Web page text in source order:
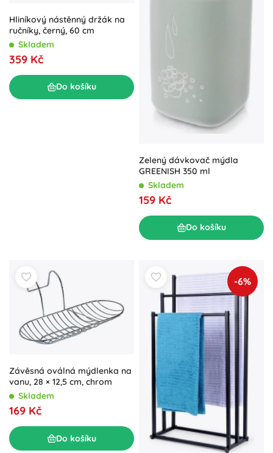
Hliníkový nástěnný držák na
ručníky, černý, 60 cm
Skladem
359 Kč
Do košíku
Zelený dávkovač mýdla
GREENISH 350 ml
Skladem
159 Kč
Do košíku
Závěsná oválná mýdlenka na
vanu, 28 × 12,5 cm, chrom
Skladem
169 Kč
Do košíku
-6%